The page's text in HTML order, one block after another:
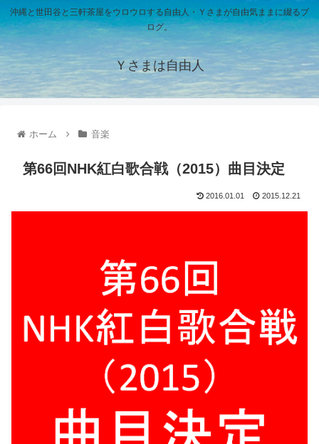
沖縄と世田谷と三軒茶屋をウロウロする自由人・Ｙさまが自由気ままに綴るブ
ログ。
Ｙさまは自由人
ホーム 音楽
第66回NHK紅白歌合戦（2015）曲目決定
2016.01.01 2015.12.21